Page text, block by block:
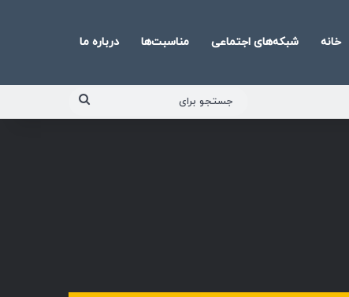
خانه شبکه‌های اجتماعی مناسبت‌ها درباره ما